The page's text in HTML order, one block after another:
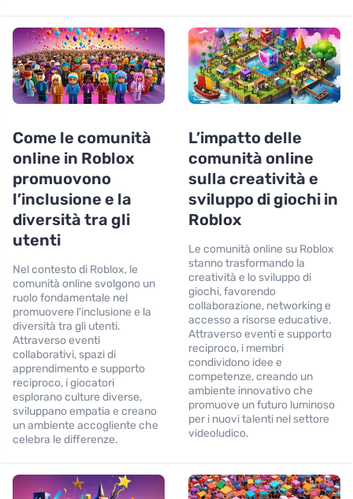
Come le comunità
online in Roblox
promuovono
l’inclusione e la
diversità tra gli
utenti
Nel contesto di Roblox, le
comunità online svolgono un
ruolo fondamentale nel
promuovere l'inclusione e la
diversità tra gli utenti.
Attraverso eventi
collaborativi, spazi di
apprendimento e supporto
reciproco, i giocatori
esplorano culture diverse,
sviluppano empatia e creano
un ambiente accogliente che
celebra le differenze.
L’impatto delle
comunità online
sulla creatività e
sviluppo di giochi in
Roblox
Le comunità online su Roblox
stanno trasformando la
creatività e lo sviluppo di
giochi, favorendo
collaborazione, networking e
accesso a risorse educative.
Attraverso eventi e supporto
reciproco, i membri
condividono idee e
competenze, creando un
ambiente innovativo che
promuove un futuro luminoso
per i nuovi talenti nel settore
videoludico.